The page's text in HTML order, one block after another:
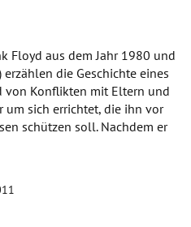
Kontakt
Floyd aus dem Jahr 1980 und
die Geschichte eines
von Konflikten mit Eltern und
um sich errichtet, die ihn vor
schützen soll. Nachdem er
von sozialen Kontakten
findet